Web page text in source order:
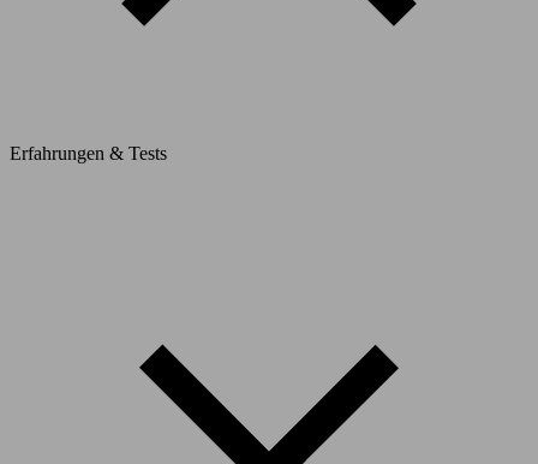
Erfahrungen & Tests